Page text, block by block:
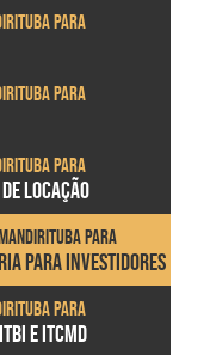
para
para
para
LOCAÇÃO
para
PARA INVESTIDORES
para
E ITCMD